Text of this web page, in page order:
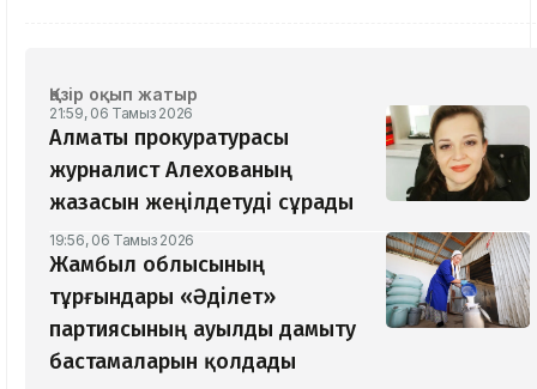
Қазір оқып жатыр
21:59, 06 Тамыз 2026
Алматы прокуратурасы
журналист Алехованың
жазасын жеңілдетуді сұрады
19:56, 06 Тамыз 2026
Жамбыл облысының
тұрғындары «Әділет»
партиясының ауылды дамыту
бастамаларын қолдады